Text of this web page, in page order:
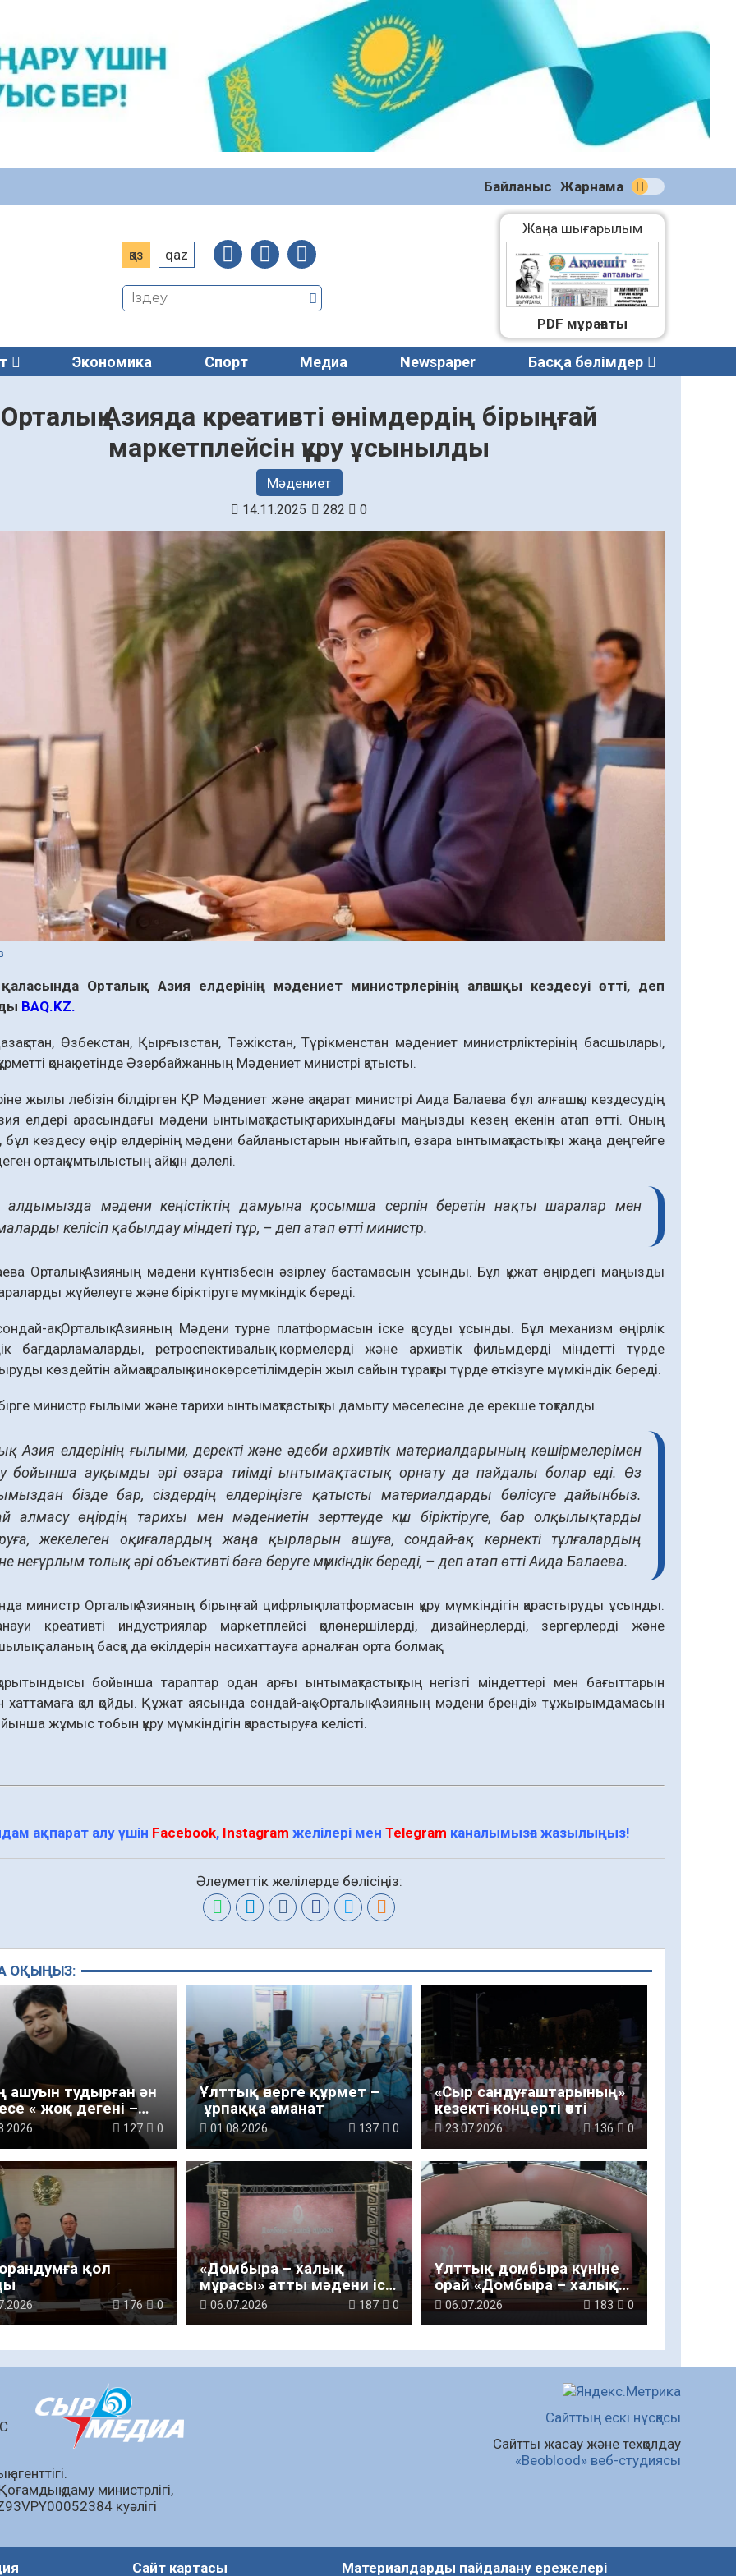
Байланыс Жарнама
қаз qaz
Жаңа шығарылым
(2271)
08.08.2026
PDF мұрағаты
Экономика Спорт Медиа Newspaper Басқа бөлімдер
Орталық Азияда креативті өнімдердің бірыңғай
маркетплейсін құру ұсынылды
Мәдениет
14.11.2025 282 0
Орталық Азия елдерінің мәдениет министрлерінің алғашқы кездесуі өтті, деп
BAQ.KZ.
Өзбекстан, Қырғызстан, Тәжікстан, Түрікменстан мәдениет министрліктерінің басшылары,
қонақ ретінде Әзербайжанның Мәдениет министрі қатысты.
жылы лебізін білдірген ҚР Мәдениет және ақпарат министрі Аида Балаева бұл алғашқы кездесудің
елдері арасындағы мәдени ынтымақтастық тарихындағы маңызды кезең екенін атап өтті. Оның
кездесу өңір елдерінің мәдени байланыстарын нығайтып, өзара ынтымақтастықты жаңа деңгейге
ортақ ұмтылыстың айқын дәлелі.
алдымызда мәдени кеңістіктің дамуына қосымша серпін беретін нақты шаралар мен
келісіп қабылдау міндеті тұр, – деп атап өтті министр.
Орталық Азияның мәдени күнтізбесін әзірлеу бастамасын ұсынды. Бұл құжат өңірдегі маңызды
жүйелеуге және біріктіруге мүмкіндік береді.
ақ Орталық Азияның Мәдени турне платформасын іске қосуды ұсынды. Бұл механизм өңірлік
бағдарламаларды, ретроспективалық көрмелерді және архивтік фильмдерді міндетті түрде
көздейтін аймақаралық кинокөрсетілімдерін жыл сайын тұрақты түрде өткізуге мүмкіндік береді.
министр ғылыми және тарихи ынтымақтастықты дамыту мәселесіне де ерекше тоқталды.
Азия елдерінің ғылыми, деректі және әдеби архивтік материалдарының көшірмелерімен
бойынша ауқымды әрі өзара тиімді ынтымақтастық орнату да пайдалы болар еді. Өз
бізде бар, сіздердің елдеріңізге қатысты материалдарды бөлісуге дайынбыз.
алмасу өңірдің тарихы мен мәдениетін зерттеуде күш біріктіруге, бар олқылықтарды
жекелеген оқиғалардың жаңа қырларын ашуға, сондай-ақ көрнекті тұлғалардың
неғұрлым толық әрі объективті баға беруге мүмкіндік береді, – деп атап өтті Аида Балаева.
министр Орталық Азияның бірыңғай цифрлық платформасын құру мүмкіндігін қарастыруды ұсынды.
креативті индустриялар маркетплейсі қолөнершілерді, дизайнерлерді, зергерлерді және
саланың басқа да өкілдерін насихаттауға арналған орта болмақ.
бойынша тараптар одан арғы ынтымақтастықтың негізгі міндеттері мен бағыттарын
хаттамаға қол қойды. Құжат аясында сондай-ақ «Орталық Азияның мәдени бренді» тұжырымдамасын
жұмыс тобын құру мүмкіндігін қарастыруға келісті.
ақпарат алу үшін Facebook, Instagram желілері менTelegram каналымызға жазылыңыз!
Әлеуметтік желілерде бөлісіңіз:
ОҚЫҢЫЗ:
ашуын тудырған ән
« жоқ дегені –
127 0
Ұлттық өнерге құрмет –
ұрпаққа аманат
01.08.2026 137 0
«Сыр сандуғаштарының»
кезекті концерті өтті
23.07.2026 136 0
қол
176 0
«Домбыра – халық
мұрасы» атты мәдени іс-
шара өтті
06.07.2026 187 0
Ұлттық домбыра күніне
орай «Домбыра – халық
мұрасы» атты мәдени іс-
06.07.2026 183 0
даму министрлігі,
куәлігі
Сайттың ескі нұсқасы
Сайтты жасау және техқолдау
«Beoblood» веб-студиясы
Сайт картасы Материалдарды пайдалану ережелері